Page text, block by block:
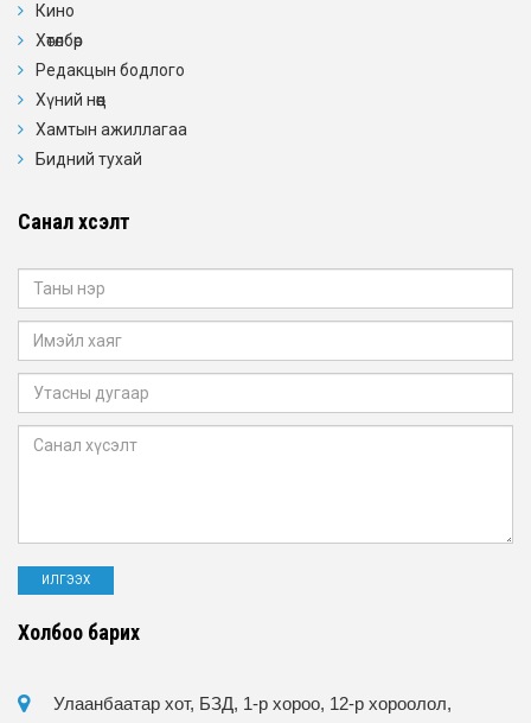
Кино
Хөтөлбөр
Редакцын бодлого
Хүний нөөц
Хамтын ажиллагаа
Бидний тухай
Санал хүсэлт
Холбоо барих
Улаанбаатар хот, БЗД, 1-р хороо, 12-р хороолол,